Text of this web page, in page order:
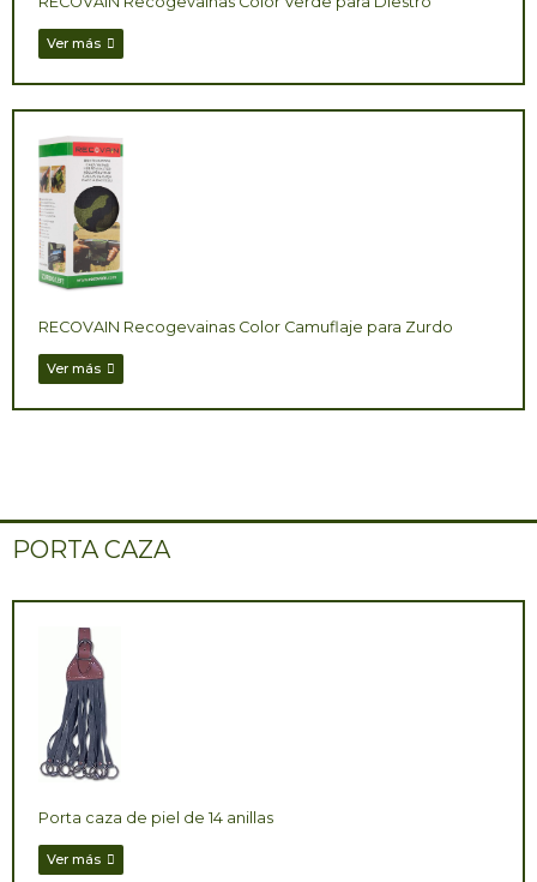
Ver más
RECOVAIN Recogevainas Color Camuflaje para Zurdo
Ver más
PORTA CAZA
Porta caza de piel de 14 anillas
Ver más